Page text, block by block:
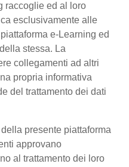
raccoglie ed al loro
esclusivamente alle
e-Learning ed
stessa. La
collegamenti ad altri
propria informativa
del trattamento dei dati
presente piattaforma
approvano
al trattamento dei loro